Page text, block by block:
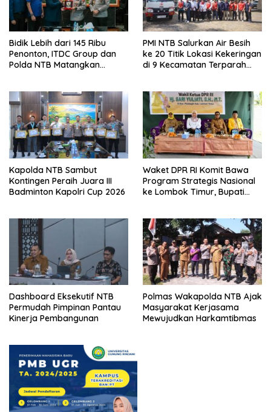
Bidik Lebih dari 145 Ribu
Penonton, ITDC Group dan
Polda NTB Matangkan
PMI NTB Salurkan Air Besih
ke 20 Titik Lokasi Kekeringan
di 9 Kecamatan Terparah
Kapolda NTB Sambut
Kontingen Peraih Juara III
Badminton Kapolri Cup 2026
Waket DPR RI Komit Bawa
Program Strategis Nasional
ke Lombok Timur, Bupati
Dashboard Eksekutif NTB
Permudah Pimpinan Pantau
Kinerja Pembangunan
Polmas Wakapolda NTB Ajak
Masyarakat Kerjasama
Mewujudkan Harkamtibmas